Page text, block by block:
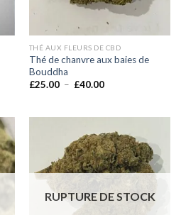
THÉ AUX FLEURS DE CBD
Thé de chanvre aux baies de
Bouddha
£25.00 – £40.00Plage
à
£40.00
RUPTURE DE STOCK